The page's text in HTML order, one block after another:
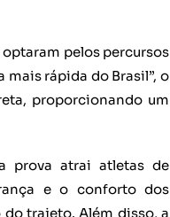
optaram pelos percursos
mais rápida do Brasil”, o
proporcionando um
prova atrai atletas de
e o conforto dos
trajeto. Além disso, a